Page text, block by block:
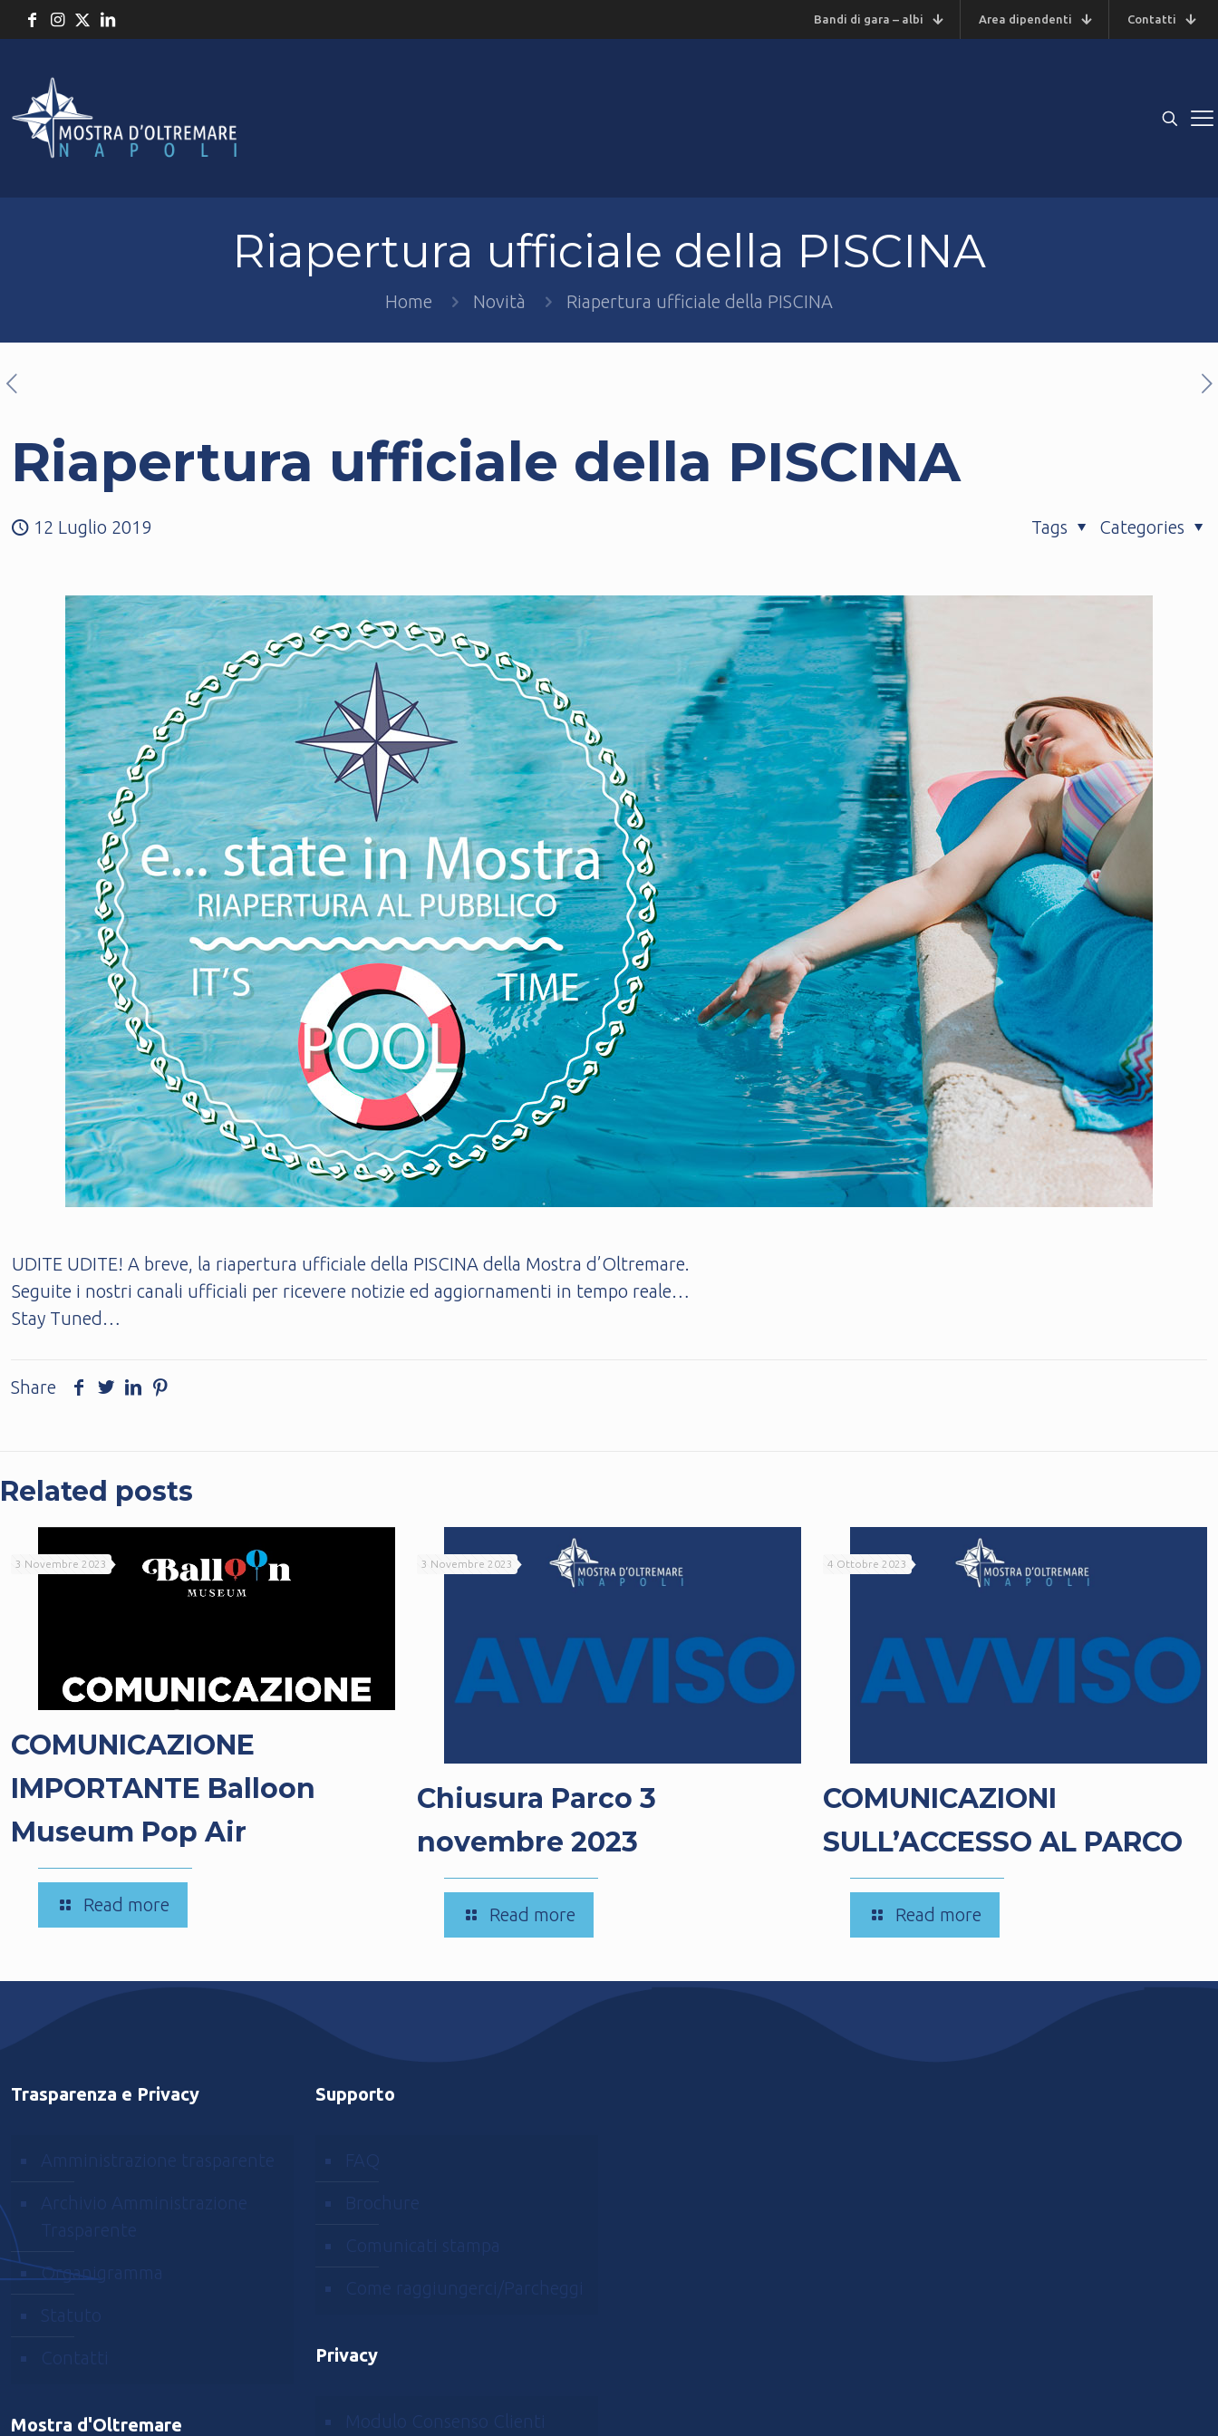
Bandi di gara – albi Area dipendenti Contatti
Riapertura ufficiale della PISCINA
Home Novità Riapertura ufficiale della PISCINA
Riapertura ufficiale della PISCINA
12 Luglio 2019 Categories
Tags
UDITE UDITE! A breve, la riapertura ufficiale della PISCINA della Mostra d’Oltremare.
Seguite i nostri canali ufficiali per ricevere notizie ed aggiornamenti in tempo reale…
Stay Tuned…
Share
Related posts
3 Novembre 2023
COMUNICAZIONE
IMPORTANTE Balloon
Museum Pop Air
Read more
COMUNICAZIONE
Balloon
3 Novembre 2023
Chiusura Parco 3
novembre 2023
Read more-
Chiusura
4 Ottobre 2023
COMUNICAZIONI
SULL’ACCESSO AL PARCO
Read more-
COMUNICAZIONI
Trasparenza e Privacy
Amministrazione trasparente
Archivio Amministrazione
Trasparente
Organigramma
Statuto
Contatti
Mostra d'Oltremare
Supporto
FAQ
Brochure
Comunicati stampa
Come raggiungerci/Parcheggi
Privacy
Modulo Consenso Clienti